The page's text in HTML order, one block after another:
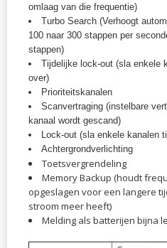
omlaag van die frequentie)
Turbo Search (Verhoogt
100 naar 300 stappen per
stappen)
Tijdelijke lock-out (sla enkele
over)
Prioriteitskanalen
Scanvertraging (instelbare
kanaal wordt gescand)
Lock-out (sla enkele kanalen
Achtergrondverlichting
Toetsvergrendeling
Memory Backup (houdt
opgeslagen voor een langere
stroom meer heeft)
Melding als batterijen bijna